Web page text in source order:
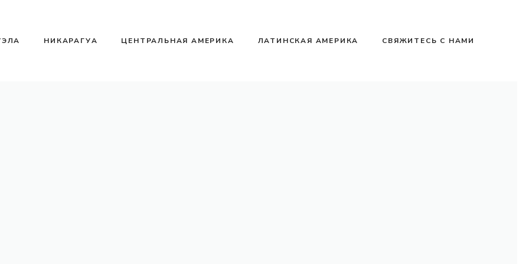
НИКАРАГУА ЦЕНТРАЛЬНАЯ АМЕРИКА ЛАТИНСКАЯ АМЕРИКА СВЯЖИТЕСЬ С НАМИ